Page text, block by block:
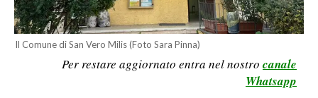
LAVORO
BANDI
Il Comune di San Vero Milis (Foto Sara Pinna)
Per restare aggiornato entra nel nostro canale
Whatsapp